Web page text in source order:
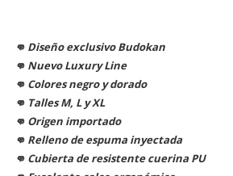
👊 Diseño exclusivo Budokan
👊 Nuevo Luxury Line
👊 Colores negro y dorado
👊 Talles M, L y XL
👊 Origen importado
👊 Relleno de espuma inyectada
👊 Cubierta de resistente cuerina PU